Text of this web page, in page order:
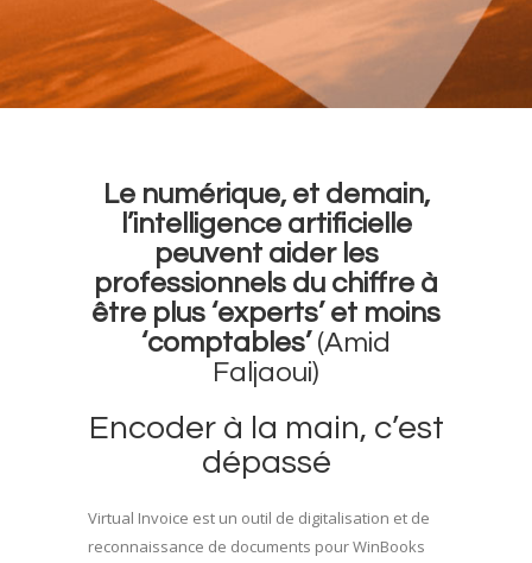
Le numérique, et demain,
l’intelligence artificielle
peuvent aider les
professionnels du chiffre à
être plus ‘experts’ et moins
‘comptables’ (Amid
Faljaoui)
Encoder à la main, c’est
dépassé
Virtual Invoice est un outil de digitalisation et de
reconnaissance de documents pour WinBooks